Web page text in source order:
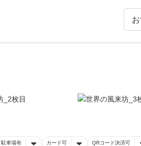
駐車場有 カード可 QRコード決済可